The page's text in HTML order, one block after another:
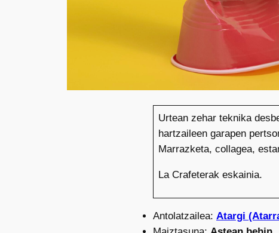
Urtean zehar teknika
hartzaileen garapen
Marrazketa, collagea,
La Crafeterak eskainia.
Antolatzailea: Atargi